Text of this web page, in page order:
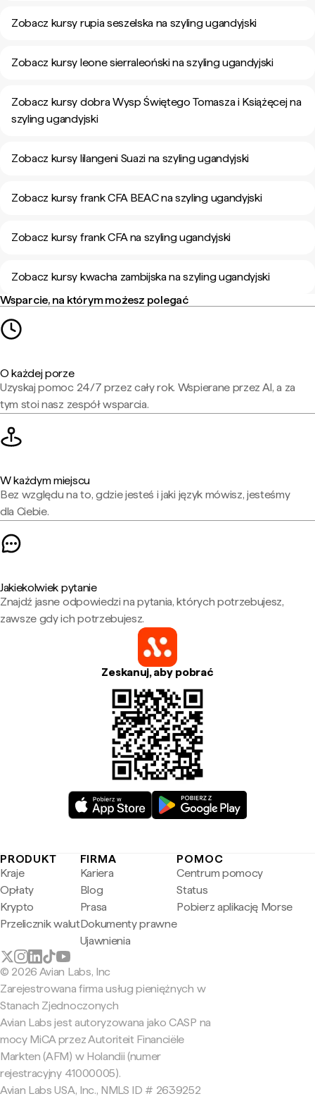
Zobacz kursy rupia seszelska na szyling ugandyjski
Zobacz kursy leone sierraleoński na szyling ugandyjski
Zobacz kursy dobra Wysp Świętego Tomasza i Książęcej na
szyling ugandyjski
Zobacz kursy lilangeni Suazi na szyling ugandyjski
Zobacz kursy frank CFA BEAC na szyling ugandyjski
Zobacz kursy frank CFA na szyling ugandyjski
Zobacz kursy kwacha zambijska na szyling ugandyjski
Wsparcie, na którym możesz polegać
O każdej porze
Uzyskaj pomoc 24/7 przez cały rok. Wspierane przez AI, a za
tym stoi nasz zespół wsparcia.
W każdym miejscu
Bez względu na to, gdzie jesteś i jaki język mówisz, jesteśmy
dla Ciebie.
Jakiekolwiek pytanie
Znajdź jasne odpowiedzi na pytania, których potrzebujesz,
zawsze gdy ich potrzebujesz.
Zeskanuj, aby pobrać
PRODUKT
Kraje
Opłaty
Krypto
Przelicznik walut
FIRMA
Kariera
Blog
Prasa
Dokumenty prawne
Ujawnienia
POMOC
Centrum pomocy
Status
Pobierz aplikację Morse
© 2026 Avian Labs, Inc
Zarejestrowana firma usług pieniężnych w
Stanach Zjednoczonych
Avian Labs jest autoryzowana jako CASP na
mocy MiCA przez Autoriteit Financiële
Markten (AFM) w Holandii (numer
rejestracyjny 41000005).
Avian Labs USA, Inc., NMLS ID # 2639252